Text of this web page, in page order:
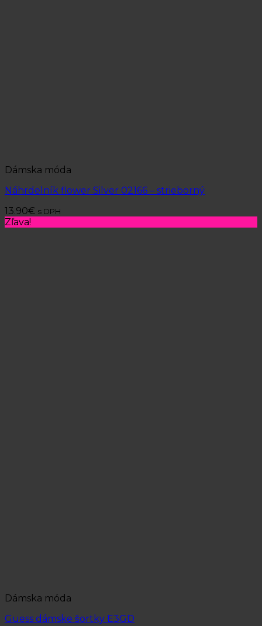
Dámska móda
Náhrdelník flower Silver 02166 – strieborný
13.90€ s DPH
Zľava!
Dámska móda
Guess dámske šortky E3GD